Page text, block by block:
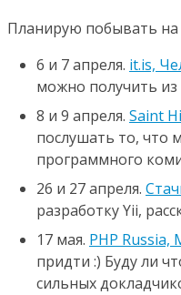
Планирую побывать
6 и 7 апреля. it.is,
можно получить из
8 и 9 апреля. Saint
послушать то, что
программного
26 и 27 апреля.
разработку Yii,
17 мая. PHP Russia,
придти :) Буду ли
сильных